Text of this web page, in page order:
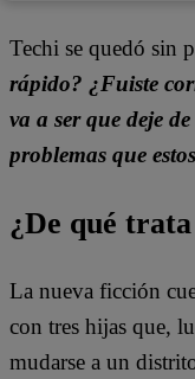
Techi se quedó sin
rápido? ¿Fuiste
va a ser que deje
problemas que
¿De qué
La nueva ficción
con tres hijas que,
mudarse a un